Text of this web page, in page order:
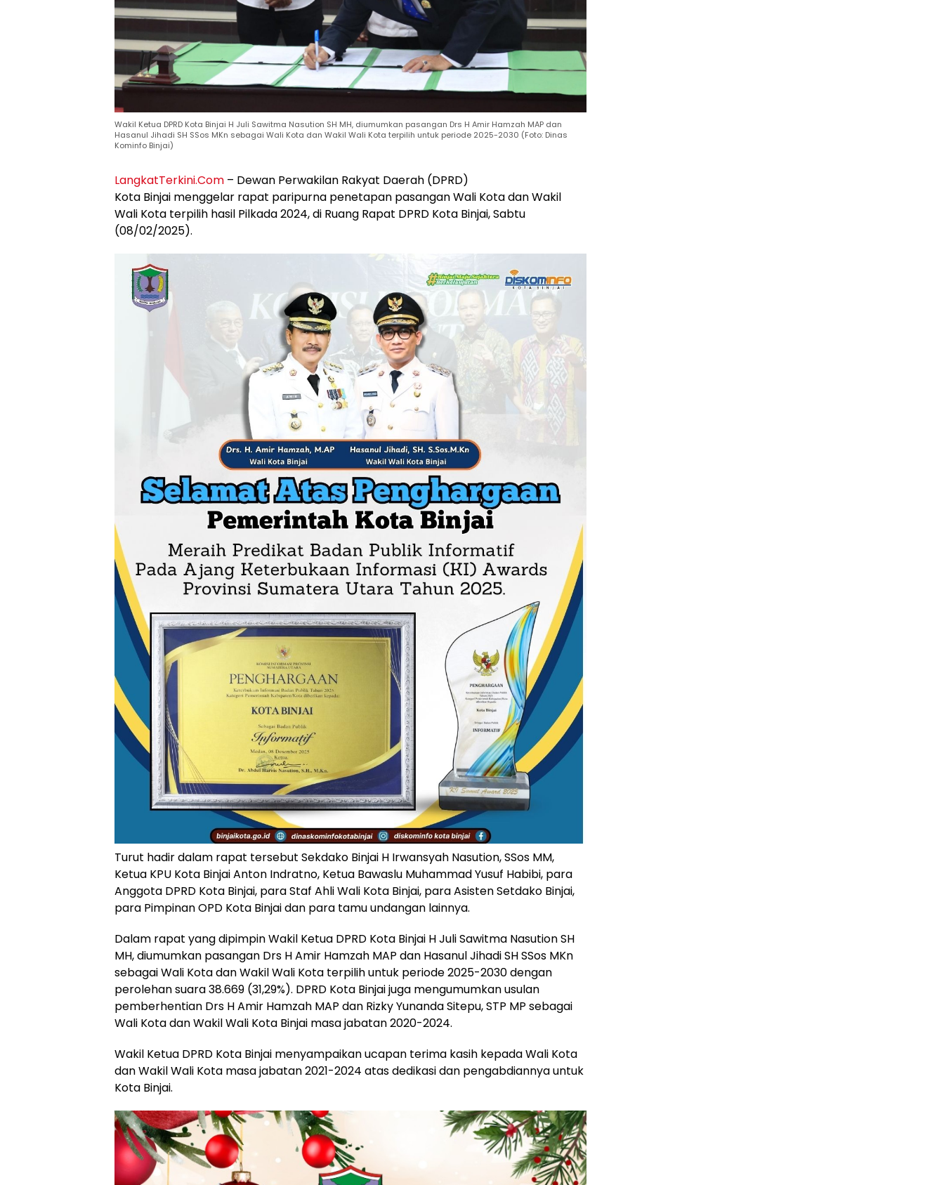
Wakil Ketua DPRD Kota Binjai H Juli Sawitma Nasution SH MH, diumumkan pasangan Drs H Amir Hamzah MAP dan
Hasanul Jihadi SH SSos MKn sebagai Wali Kota dan Wakil Wali Kota terpilih untuk periode 2025-2030 (Foto: Dinas
Kominfo Binjai)
LangkatTerkini.Com – Dewan Perwakilan Rakyat Daerah (DPRD)
Kota Binjai menggelar rapat paripurna penetapan pasangan Wali Kota dan Wakil
Wali Kota terpilih hasil Pilkada 2024, di Ruang Rapat DPRD Kota Binjai, Sabtu
(08/02/2025).
Turut hadir dalam rapat tersebut Sekdako Binjai H Irwansyah Nasution, SSos MM,
Ketua KPU Kota Binjai Anton Indratno, Ketua Bawaslu Muhammad Yusuf Habibi, para
Anggota DPRD Kota Binjai, para Staf Ahli Wali Kota Binjai, para Asisten Setdako Binjai,
para Pimpinan OPD Kota Binjai dan para tamu undangan lainnya.
Dalam rapat yang dipimpin Wakil Ketua DPRD Kota Binjai H Juli Sawitma Nasution SH
MH, diumumkan pasangan Drs H Amir Hamzah MAP dan Hasanul Jihadi SH SSos MKn
sebagai Wali Kota dan Wakil Wali Kota terpilih untuk periode 2025-2030 dengan
perolehan suara 38.669 (31,29%). DPRD Kota Binjai juga mengumumkan usulan
pemberhentian Drs H Amir Hamzah MAP dan Rizky Yunanda Sitepu, STP MP sebagai
Wali Kota dan Wakil Wali Kota Binjai masa jabatan 2020-2024.
Wakil Ketua DPRD Kota Binjai menyampaikan ucapan terima kasih kepada Wali Kota
dan Wakil Wali Kota masa jabatan 2021-2024 atas dedikasi dan pengabdiannya untuk
Kota Binjai.